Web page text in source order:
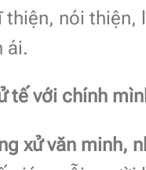
thiện, nói
ái.
tế với chính
xử văn minh,